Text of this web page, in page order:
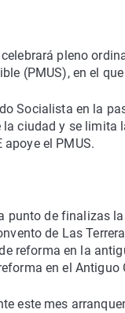
pleno
(PMUS), en el
Socialista en la
ciudad y se limita
apoye el PMUS.
punto de finalizas
de Las
reforma en la
en el Antiguo
este mes